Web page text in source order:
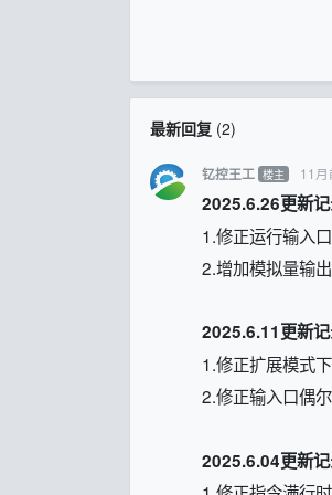
最新回复(2)
钇控王工 楼主 11月
2025.6.26更新
1.修正运行输入
2.增加模拟量输
2025.6.11更新
1.修正扩展模式
2.修正输入口偶
2025.6.04更新